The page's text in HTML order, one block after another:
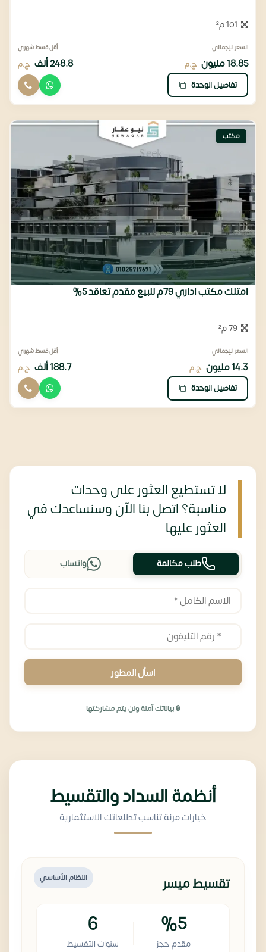
السعر الإجمالي
18.85 مليون ج.م
أقل قسط شهري
248.8 ألف ج.م
تفاصيل الوحدة
مكتب
امتلك مكتب اداري 79م للبيع مقدم تعاقد 5%
السعر الإجمالي
14.3 مليون ج.م
أقل قسط شهري
188.7 ألف ج.م
تفاصيل الوحدة
لا تستطيع العثور على وحدات
مناسبة؟ اتصل بنا الآن وسنساعدك في
العثور عليها
طلب مكالمة واتساب
اسأل المطور
🔒 بياناتك آمنة ولن يتم مشاركتها
أنظمة السداد والتقسيط
خيارات مرنة تناسب تطلعاتك الاستثمارية
النظام الأساسي تقسيط ميسر
%5
مقدم حجز
6
سنوات التقسيط